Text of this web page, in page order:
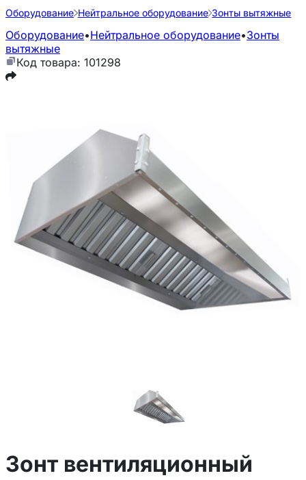
Оборудование Нейтральное оборудование Зонты вытяжные
Оборудование•Нейтральное оборудование•Зонты
вытяжные
Код товара: 101298
Зонт вентиляционный